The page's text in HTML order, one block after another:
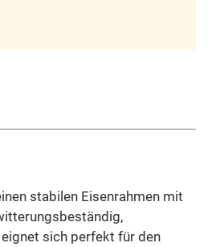
stabilen Eisenrahmen mit
sich perfekt für den